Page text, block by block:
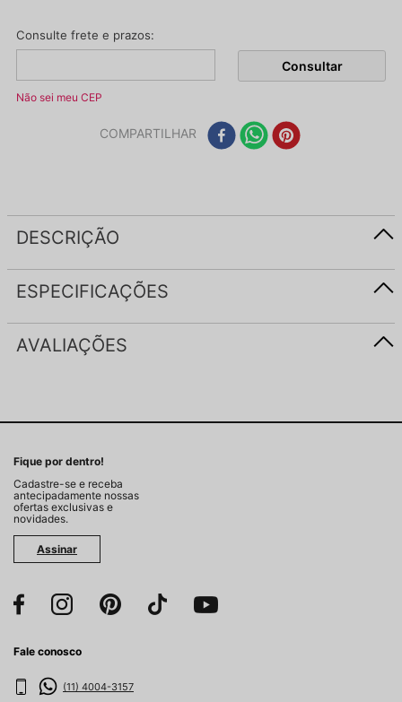
Não sei meu CEP
COMPARTILHAR
DESCRIÇÃO
ESPECIFICAÇÕES
AVALIAÇÕES
Fique por dentro!
Cadastre-se e receba
antecipadamente nossas
ofertas exclusivas e
novidades.
Assinar
Fale conosco
(11) 4004-3157